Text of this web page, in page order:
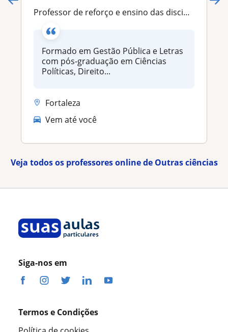
Professor de reforço e ensino das disciplinas de português, literatura, redação, história, geografia e humanas
Formado em Gestão Pública e Letras
com pós-graduação em Ciências
Políticas, Direito...
Fortaleza
Vem até você
Veja todos os professores online de Outras ciências
Siga-nos em
Termos e Condições